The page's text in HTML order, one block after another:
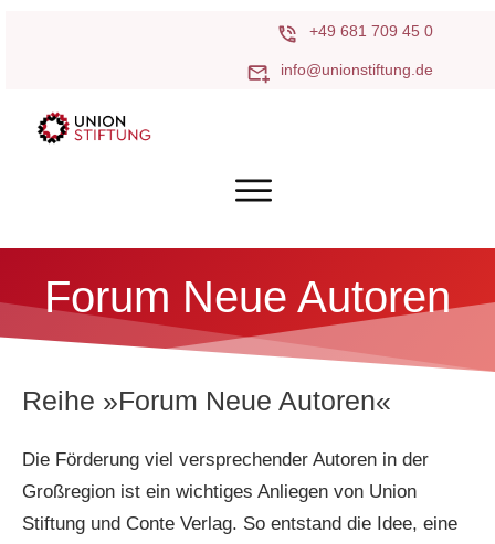
+49 681 709 45 0
info@unionstiftung.de
Forum Neue Autoren
Reihe »Forum Neue Autoren«
Die Förderung viel versprechender Autoren in der
Großregion ist ein wichtiges Anliegen von Union
Stiftung und Conte Verlag. So entstand die Idee, eine